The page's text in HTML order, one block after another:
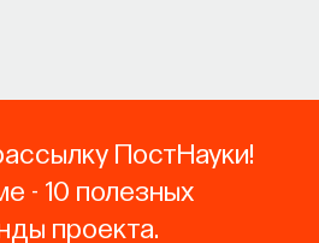
ПостНауки!
- 10 полезных
проекта.